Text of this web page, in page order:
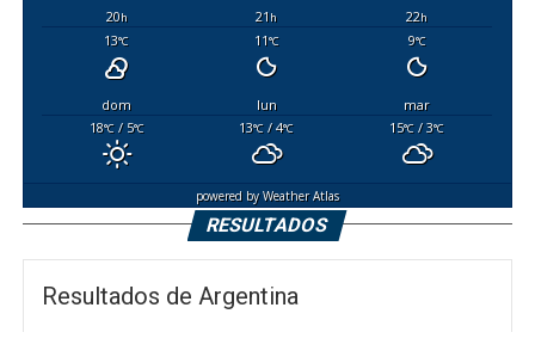
20h 21h 22h
13°C 11°C 9°C
dom lun
mar
18°C/ 5°C 13°C / 4°C 15°C / 3°C
powered byWeather Atlas
RESULTADOS
Resultados de Argentina